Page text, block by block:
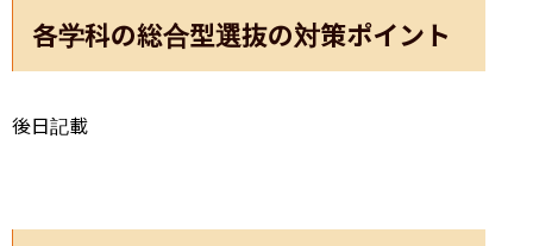
各学科の総合型選抜の対策ポイント
後日記載